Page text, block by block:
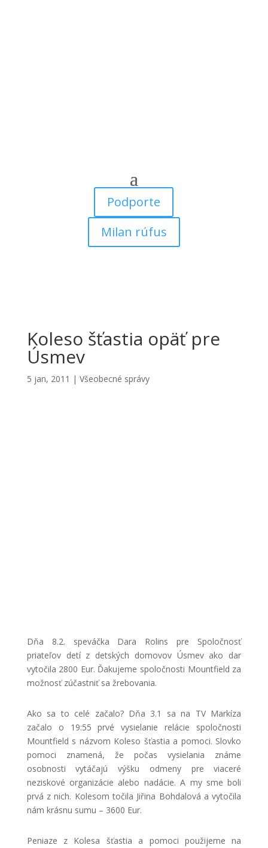
Podporte
Milan rúfus
Koleso šťastia opäť pre
Úsmev
5 jan, 2011 | Všeobecné správy
Dňa 8.2. speváčka Dara Rolins pre Spoločnosť
priateľov detí z detských domovov Úsmev ako dar
vytočila 2800 Eur. Ďakujeme spoločnosti Mountfield za
možnosť zúčastniť sa žrebovania.
Ako sa to celé začalo? Dňa 3.1 sa na TV Markíza
začalo o 19:55 prvé vysielanie relácie spoločnosti
Mountfield s názvom Koleso šťastia a pomoci. Slovko
pomoci znamená, že počas vysielania známe
osobnosti vytáčajú výšku odmeny pre viaceré
neziskové organizácie alebo nadácie. A my sme boli
prvá z nich. Kolesom točila Jiřina Bohdalová a vytočila
nám krásnu sumu – 3600 Eur.
Peniaze z Kolesa šťastia a pomoci použijeme na